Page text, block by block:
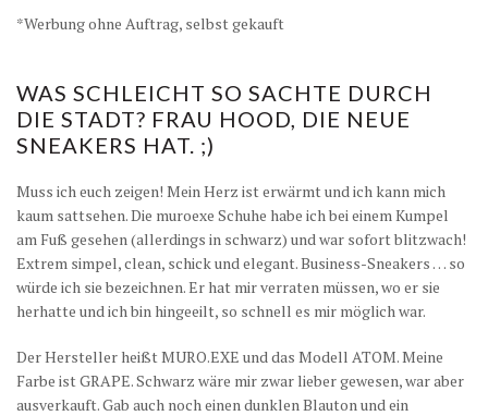
*Werbung ohne Auftrag, selbst gekauft
WAS SCHLEICHT SO SACHTE DURCH
DIE STADT? FRAU HOOD, DIE NEUE
SNEAKERS HAT. ;)
Muss ich euch zeigen! Mein Herz ist erwärmt und ich kann mich
kaum sattsehen. Die muroexe Schuhe habe ich bei einem Kumpel
am Fuß gesehen (allerdings in schwarz) und war sofort blitzwach!
Extrem simpel, clean, schick und elegant. Business-Sneakers … so
würde ich sie bezeichnen. Er hat mir verraten müssen, wo er sie
herhatte und ich bin hingeeilt, so schnell es mir möglich war.
Der Hersteller heißt MURO.EXE und das Modell ATOM. Meine
Farbe ist GRAPE. Schwarz wäre mir zwar lieber gewesen, war aber
ausverkauft. Gab auch noch einen dunklen Blauton und ein